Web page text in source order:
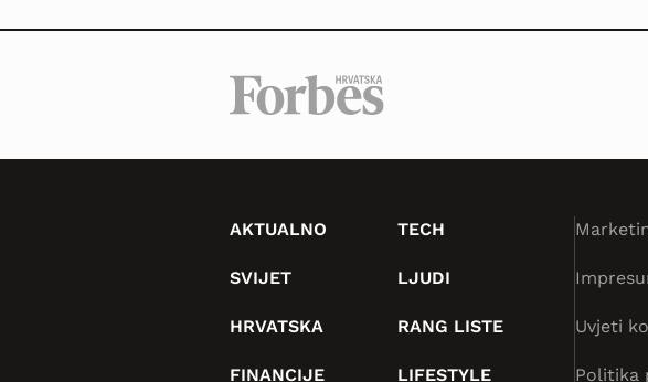
AKTUALNO
SVIJET
HRVATSKA
FINANCIJE
TECH
LJUDI
RANG LISTE
LIFESTYLE
Uvjeti
Politika